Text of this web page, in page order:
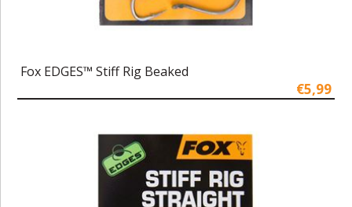
Fox EDGES™ Stiff Rig Beaked
€5,99